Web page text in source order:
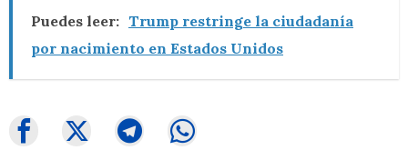
Puedes leer: Trump restringe la ciudadanía
por nacimiento en Estados Unidos